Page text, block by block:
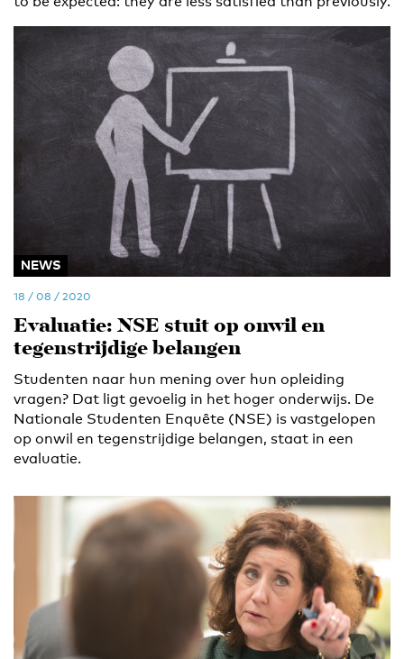
NEWS
18 / 08 / 2020
Evaluatie: NSE stuit op onwil en
tegenstrijdige belangen
Studenten naar hun mening over hun opleiding
vragen? Dat ligt gevoelig in het hoger onderwijs. De
Nationale Studenten Enquête (NSE) is vastgelopen
op onwil en tegenstrijdige belangen, staat in een
evaluatie.